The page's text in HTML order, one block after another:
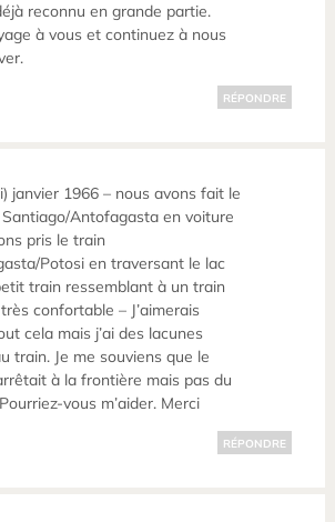
reconnu en grande partie.
à vous et continuez à nous
RÉPONDRE
janvier 1966 – nous avons fait le
Antofagasta en voiture
pris le train
Potosi en traversant le lac
train ressemblant à un train
confortable – J’aimerais
cela mais j’ai des lacunes
train. Je me souviens que le
à la frontière mais pas du
vous m’aider. Merci
RÉPONDRE